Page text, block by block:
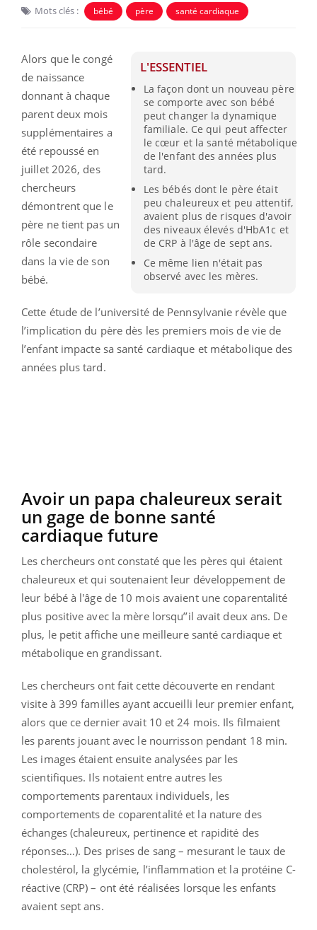
Mots clés : bébé père santé cardiaque
L'ESSENTIEL
La façon dont un nouveau père
se comporte avec son bébé
peut changer la dynamique
familiale. Ce qui peut affecter
le cœur et la santé métabolique
de l'enfant des années plus
tard.
Les bébés dont le père était
peu chaleureux et peu attentif,
avaient plus de risques d'avoir
des niveaux élevés d'HbA1c et
de CRP à l'âge de sept ans.
Ce même lien n'était pas
observé avec les mères.
Alors que le congé
de naissance
donnant à chaque
parent deux mois
supplémentaires a
été repoussé en
juillet 2026, des
chercheurs
démontrent que le
père ne tient pas un
rôle secondaire
dans la vie de son
bébé.
Cette étude de l’université de Pennsylvanie révèle que
l’implication du père dès les premiers mois de vie de
l’enfant impacte sa santé cardiaque et métabolique des
années plus tard.
Avoir un papa chaleureux serait
un gage de bonne santé
cardiaque future
Les chercheurs ont constaté que les pères qui étaient
chaleureux et qui soutenaient leur développement de
leur bébé à l'âge de 10 mois avaient une coparentalité
plus positive avec la mère lorsqu’’il avait deux ans. De
plus, le petit affiche une meilleure santé cardiaque et
métabolique en grandissant.
Les chercheurs ont fait cette découverte en rendant
visite à 399 familles ayant accueilli leur premier enfant,
alors que ce dernier avait 10 et 24 mois. Ils filmaient
les parents jouant avec le nourrisson pendant 18 min.
Les images étaient ensuite analysées par les
scientifiques. Ils notaient entre autres les
comportements parentaux individuels, les
comportements de coparentalité et la nature des
échanges (chaleureux, pertinence et rapidité des
réponses…). Des prises de sang – mesurant le taux de
cholestérol, la glycémie, l’inflammation et la protéine C-
réactive (CRP) – ont été réalisées lorsque les enfants
avaient sept ans.